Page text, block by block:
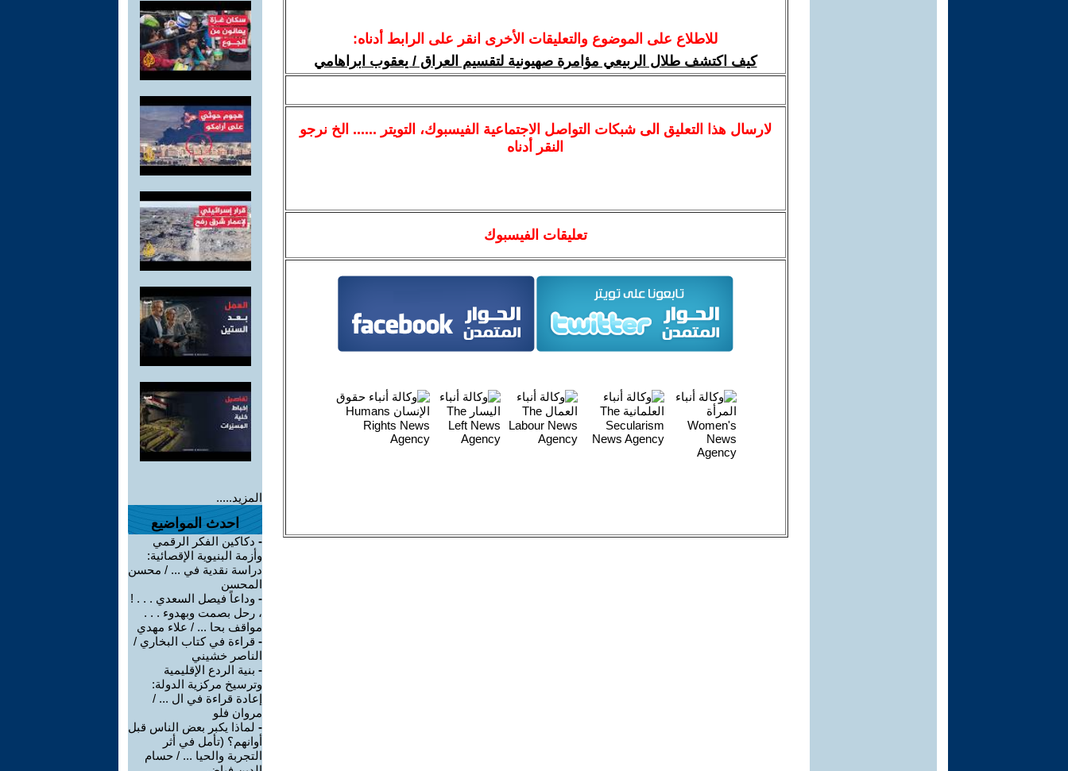
للاطلاع على الموضوع والتعليقات الأخرى انقر على الرابط أدناه:
كيف اكتشف طلال الربيعي مؤامرة صهيونية لتقسيم العراق / يعقوب ابراهامي
لارسالهذا التعليق الى شبكات التواصل الاجتماعية الفيسبوك، التويتر ...... الخ نرجو
النقر أدناه
تعليقات الفيسبوك
المزيد.....
احدث المواضيع
- دكاكين الفكر الرقمي
وأزمة البنيوية الإقصائية:
دراسة نقدية في ... / محسن
المحسن
- وداعاً فيصل السعدي . . . !
، رحل بصمت وبهدوء . . .
مواقف بحا ... / علاء مهدي
- قراءة في كتاب البخاري /
الناصر خشيني
- بنية الردع الإقليمية
وترسيخ مركزية الدولة:
إعادة قراءة في ال ... /
مروان فلو
- لماذا يكبر بعض الناس قبل
أوانهم؟ (تأمل في أثر
التجربة والحيا ... / حسام